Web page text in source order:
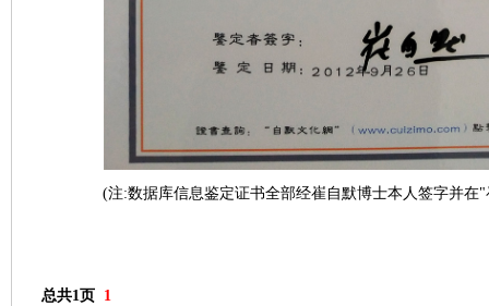
(注:数据库信息鉴定证书全部经崔自默博士本人签字并在"
总共1页 1